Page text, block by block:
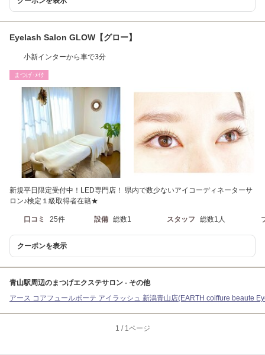
Eyelash Salon GLOW【グロー】
小新インターから車で3分
まつげ･ﾒｲｸ
新規平日限定受付中！LED専門店！ 県内で数少ないアイコーディネーターサ
ロン♪検定１級取得者在籍★
口コミ 25件 設備 総数1 スタッフ 総数1人
クーポンを表示
青山駅周辺のまつげエクステサロン - その他
アース コアフュールボーテ アイラッシュ 新潟青山店(EARTH coiffure beaute
1 / 1ページ